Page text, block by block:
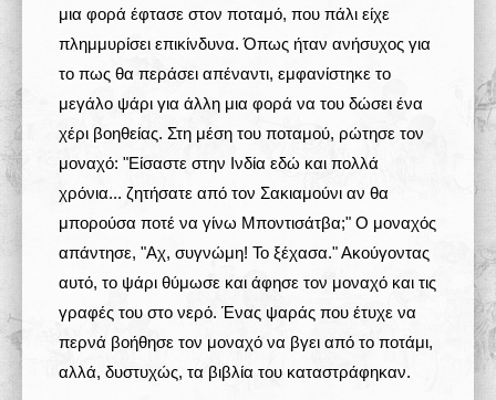
μια φορά έφτασε στον ποταμό, που πάλι είχε
πλημμυρίσει επικίνδυνα. Όπως ήταν ανήσυχος για
το πως θα περάσει απέναντι, εμφανίστηκε το
μεγάλο ψάρι για άλλη μια φορά να του δώσει ένα
χέρι βοηθείας. Στη μέση του ποταμού, ρώτησε τον
μοναχό: "Είσαστε στην Ινδία εδώ και πολλά
χρόνια... ζητήσατε από τον Σακιαμούνι αν θα
μπορούσα ποτέ να γίνω Μποντισάτβα;" Ο μοναχός
απάντησε, "Αχ, συγνώμη! Το ξέχασα." Ακούγοντας
αυτό, το ψάρι θύμωσε και άφησε τον μοναχό και τις
γραφές του στο νερό. Ένας ψαράς που έτυχε να
περνά βοήθησε τον μοναχό να βγει από το ποτάμι,
αλλά, δυστυχώς, τα βιβλία του καταστράφηκαν.